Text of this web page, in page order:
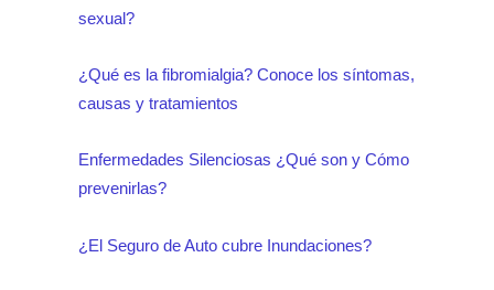
sexual?
¿Qué es la fibromialgia? Conoce los síntomas,
causas y tratamientos
Enfermedades Silenciosas ¿Qué son y Cómo
prevenirlas?
¿El Seguro de Auto cubre Inundaciones?